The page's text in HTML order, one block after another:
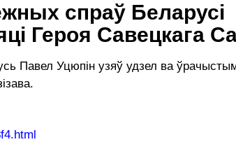
спраў Беларусі
Героя Савецкага
Павел Уцюпін узяў удзел ва